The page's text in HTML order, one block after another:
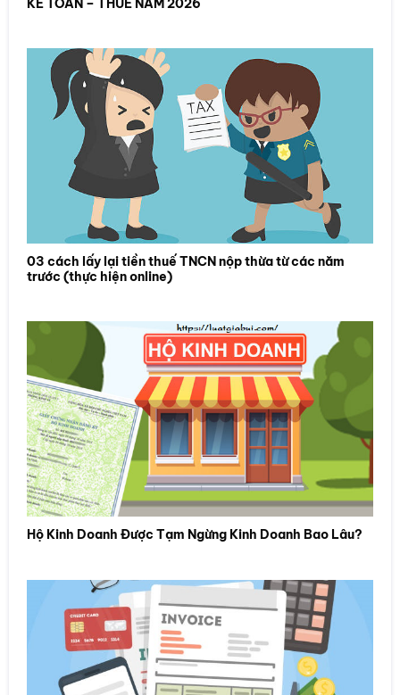
KẾ TOÁN – THUẾ NĂM 2026
03 cách lấy lại tiền thuế TNCN nộp thừa từ các năm
trước (thực hiện online)
Hộ Kinh Doanh Được Tạm Ngừng Kinh Doanh Bao Lâu?